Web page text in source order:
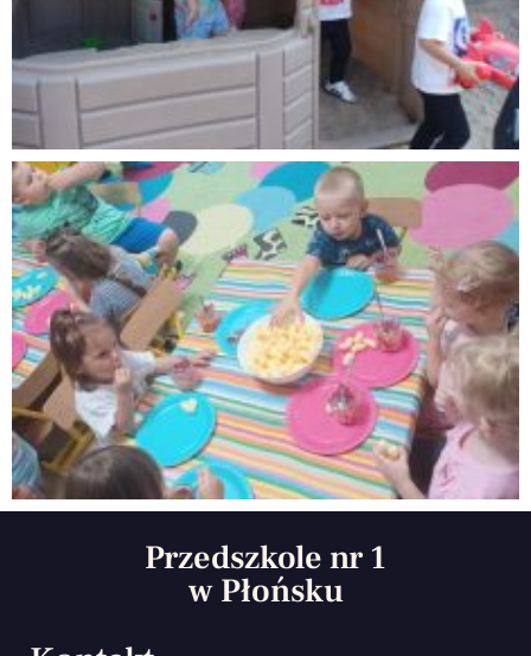
Przedszkole nr 1
w Płońsku